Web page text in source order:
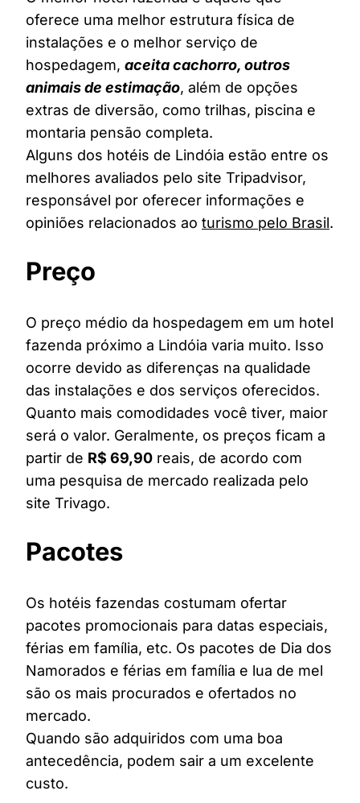
oferece uma melhor estrutura física de
instalações e o melhor serviço de
hospedagem, aceita cachorro, outros
animais de estimação, além de opções
extras de diversão, como trilhas, piscina e
montaria pensão completa.
Alguns dos hotéis de Lindóia estão entre os
melhores avaliados pelo site Tripadvisor,
responsável por oferecer informações e
opiniões relacionados ao turismo pelo Brasil.
Preço
O preço médio da hospedagem em um hotel
fazenda próximo a Lindóia varia muito. Isso
ocorre devido as diferenças na qualidade
das instalações e dos serviços oferecidos.
Quanto mais comodidades você tiver, maior
será o valor. Geralmente, os preços ficam a
partir de R$ 69,90 reais, de acordo com
uma pesquisa de mercado realizada pelo
site Trivago.
Pacotes
Os hotéis fazendas costumam ofertar
pacotes promocionais para datas especiais,
férias em família, etc. Os pacotes de Dia dos
Namorados e férias em família e lua de mel
são os mais procurados e ofertados no
mercado.
Quando são adquiridos com uma boa
antecedência, podem sair a um excelente
custo.